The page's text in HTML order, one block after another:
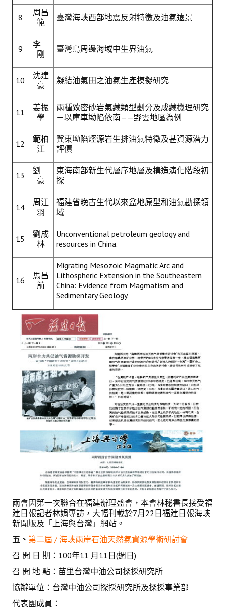
8
周昌
範
臺灣海峽西部地震反射特徵及油氣遠景
9
李
剛
臺灣島周邊海域中生界油氣
10
沈建
豪
凝結油氣田之油氣生產模擬研究
11
姜振
學
兩種致密砂岩氣藏類型劃分及成藏機理研究
－以庫車坳陷依南——野雲地區為例
12
範柏
江
冀東坳陷烴源岩生排油氣特徵及甚資源潜力
評價
13
劉
豪
東海南部新生代層序地層及構造演化階段初
探
14
周江
羽
福建省晚古生代以來盆地原型和油氣勘探領
域
15
劉成
林
Unconventional petroleum geology and
resources in China.
16
馬昌
前
Migrating Mesozoic Magmatic Arc and
Lithospheric Extension in the Southeastern
China: Evidence from Magmatism and
Sedimentary Geology.
兩會因第一次聯合在福建辦理盛會，本會林秘書長接受福
建日報記者林娟專訪，大幅刊載於7月22日福建日報海峽
新聞版及「上海與台灣」網站。
五、 第二屆 / 海峽兩岸石油天然氣資源學術研討會
召 開 日 期：100年11 月11日(週日)
召 開 地 點：苗里台灣中油公司探採研究所
協辦單位：台灣中油公司探採研究所及探採事業部
代表團成員：